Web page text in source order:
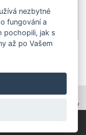
Detail
domény, tvorba www
nezbytné
fungování a
pochopili, jak s
až po Vašem